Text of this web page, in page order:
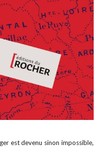
est devenu sinon impossible,